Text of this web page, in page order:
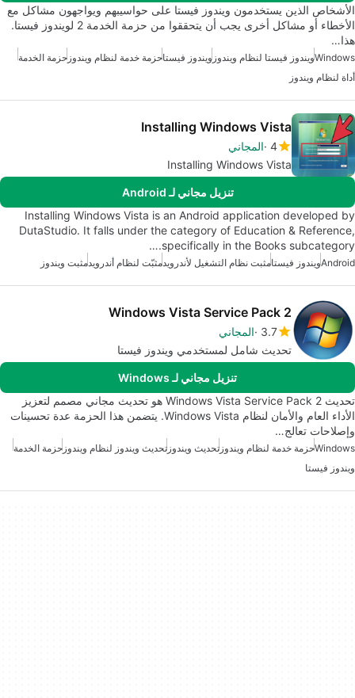
الأشخاص الذين يستخدمون ويندوز فيستا على حواسيبهم ويواجهون مشاكل مع
الأخطاء أو مشاكل أخرى يجب أن يتحققوا من حزمة الخدمة 2 لويندوز فيستا.
هذا…
Windowsويندوز فيستا لنظام ويندوز ويندوز فيستاحزمة خدمة لنظام ويندوز حزمة الخدمة
أداة لنظام ويندوز
Installing Windows Vista
4 المجاني
Installing Windows Vista
تنزيل مجاني لـ Android
Installing Windows Vista is an Android application developed by
DutaStudio. It falls under the category of Education & Reference,
specifically in the Books subcategory.…
Androidويندوز فيستامثبت نظام التشغيل لأندرويدمثبّت لنظام أندرويدمثبت ويندوز
Windows Vista Service Pack 2
3.7 المجاني
تحديث شامل لمستخدمي ويندوز فيستا
تنزيل مجاني لـ Windows
تحديث Windows Vista Service Pack 2 هو تحديث مجاني مصمم لتعزيز
الأداء العام والأمان لنظام Windows Vista. يتضمن هذا الحزمة عدة تحسينات
وإصلاحات تعالج…
Windowsحزمة خدمة لنظام ويندوز تحديث ويندوز تحديث ويندوز لنظام ويندوز حزمة الخدمة
ويندوز فيستا